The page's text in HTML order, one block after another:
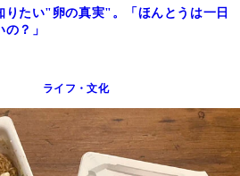
りたい"卵の真実"。「ほんとうは一日
？」
ライフ・文化